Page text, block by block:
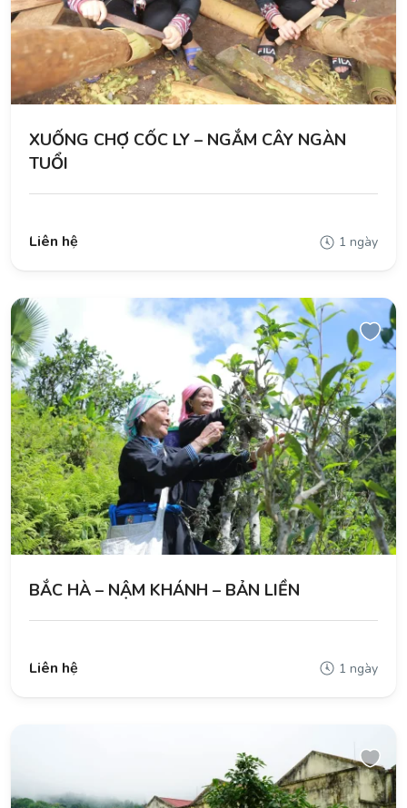
XUỐNG CHỢ CỐC LY – NGẮM CÂY NGÀN
TUỔI
Liên hệ 1 ngày
BẮC HÀ – NẬM KHÁNH – BẢN LIỀN
Liên hệ 1 ngày